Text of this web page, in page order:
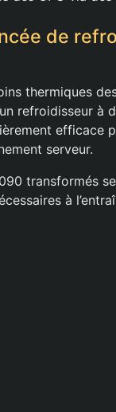
de
thermiques
refroidisseur à
efficace
serveur.
transformés
à